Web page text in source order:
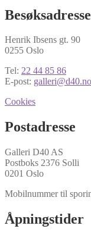
Besøksadresse
Henrik Ibsens gt. 90
0255 Oslo
Tel: 22 44 85 86
E-post: galleri@d40.no
Cookies
Postadresse
Galleri D40 AS
Postboks 2376 Solli
0201 Oslo
Mobilnummer til
Åpningstider